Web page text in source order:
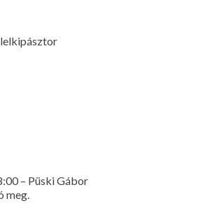
lelkipásztor
– Püski Gábor
meg.